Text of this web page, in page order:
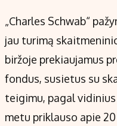
„Charles Schwab“
jau turimą
biržoje prekiaujamus
fondus, susietus su
teigimu, pagal
metu priklauso apie